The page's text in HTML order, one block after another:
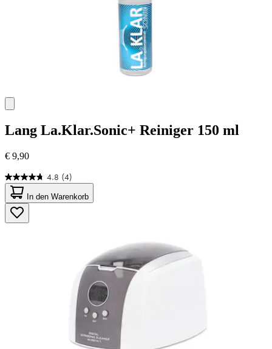
Lang La.Klar.Sonic+ Reiniger 150 ml
€ 9,90
4.8 (4)
4.8
von
5
Sternen.
4
In den Warenkorb